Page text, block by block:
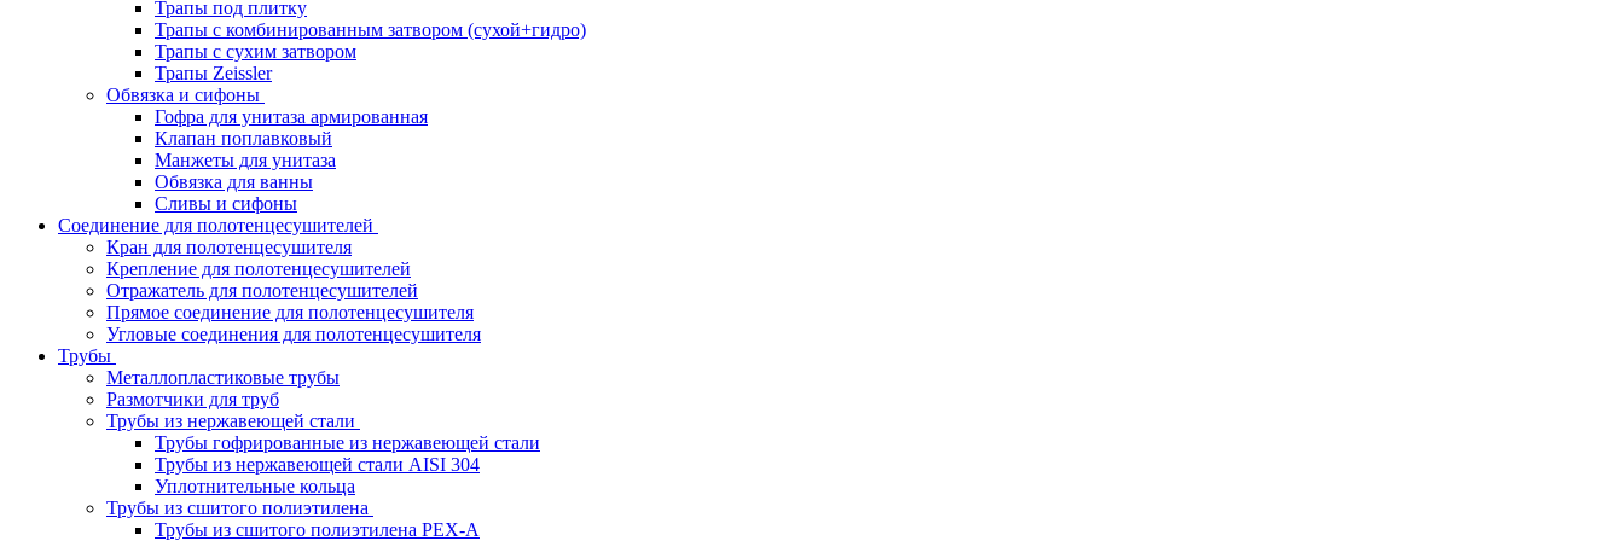
Трапы под плитку
Трапы с комбинированным затвором (сухой+гидро)
Трапы с сухим затвором
Трапы Zeissler
Обвязка и сифоны
Гофра для унитаза армированная
Клапан поплавковый
Манжеты для унитаза
Обвязка для ванны
Сливы и сифоны
Соединение для полотенцесушителей
Кран для полотенцесушителя
Крепление для полотенцесушителей
Отражатель для полотенцесушителей
Прямое соединение для полотенцесушителя
Угловые соединения для полотенцесушителя
Трубы
Металлопластиковые трубы
Размотчики для труб
Трубы из нержавеющей стали
Трубы гофрированные из нержавеющей стали
Трубы из нержавеющей стали AISI 304
Уплотнительные кольца
Трубы из сшитого полиэтилена
Трубы из сшитого полиэтилена PEX-A